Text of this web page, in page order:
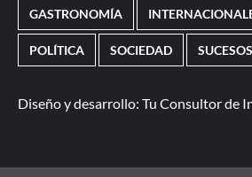
GASTRONOMÍA
POLÍTICA SOCIEDAD SUCESOS
Diseño y desarrollo: Tu Consultor de